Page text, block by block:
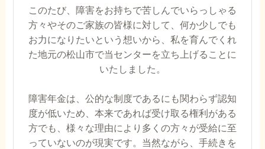
このたび、障害をお持ちで苦しんでいらっしゃる
方々やそのご家族の皆様に対して、何か少しでも
お力になりたいという想いから、私を育んでくれ
た地元の松山市で当センターを立ち上げることに
いたしました。
障害年金は、公的な制度であるにも関わらず認知
度が低いため、本来であれば受け取る権利がある
方でも、様々な理由により多くの方々が受給に至
っていないのが現実です。当然ながら、手続きを